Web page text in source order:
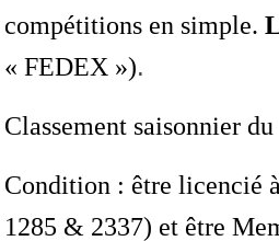
compétitions en simple.
« FEDEX »).
Classement saisonnier
Condition : être licencié
1285 & 2337) et être